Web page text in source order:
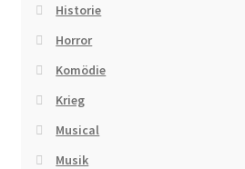
Historie
Horror
Komödie
Krieg
Musical
Musik